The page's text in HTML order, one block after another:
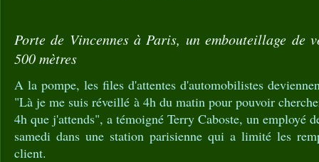
Porte de Vincennes à Paris, un embouteillage de
500 mètres
A la pompe, les files d'attentes d'automobilistes
"Là je me suis réveillé à 4h du matin pour pouvoir
4h que j'attends", a témoigné Terry Caboste, un employé
samedi dans une station parisienne qui a limité les
client.